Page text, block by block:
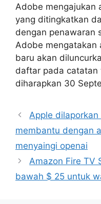
Adobe mengajukan
yang ditingkatkan
dengan penawaran
Adobe mengatakan
baru akan
daftar pada catatan
diharapkan 30
Apple
membantu dengan
menyaingi openai
Amazon Fire TV
bawah $ 25 untuk